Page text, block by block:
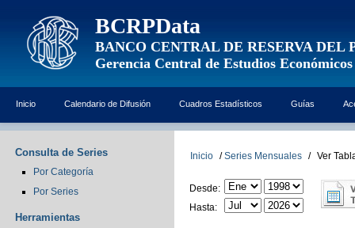
BCRPData
BANCO CENTRAL DE RESERVA DEL
Gerencia Central de Estudios Económicos
Inicio Calendario de Difusión Cuadros Estadísticos Guías
Consulta de Series
Por Categoría
Por Series
Herramientas
Inicio / Series Mensuales / Ver
Desde:
Hasta: